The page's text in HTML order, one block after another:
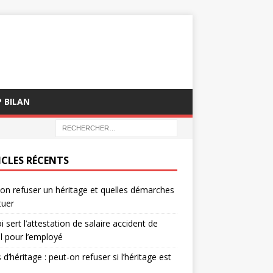
BILAN
RÉCENTS
refuser un héritage et quelles démarches
sert l’attestation de salaire accident de
pour l’employé
d’héritage : peut-on refuser si l’héritage est